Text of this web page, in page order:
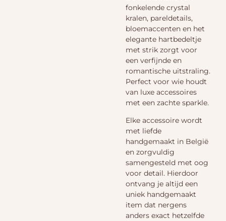
fonkelende crystal
kralen, pareldetails,
bloemaccenten en het
elegante hartbedeltje
met strik zorgt voor
een verfijnde en
romantische uitstraling.
Perfect voor wie houdt
van luxe accessoires
met een zachte sparkle.
Elke accessoire wordt
met liefde
handgemaakt in België
en zorgvuldig
samengesteld met oog
voor detail. Hierdoor
ontvang je altijd een
uniek handgemaakt
item dat nergens
anders exact hetzelfde